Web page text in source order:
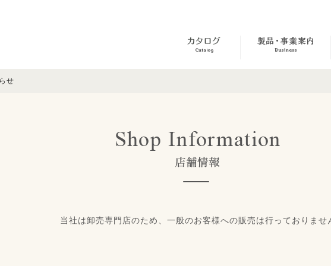
せ
当社は卸売専門店のため、一般のお客様への販売は行っておりませ